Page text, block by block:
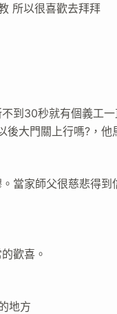
所以很喜歡去拜拜
到30秒就有個義工
大門關上行嗎?，
當家師父很慈悲得
歡喜。
地方